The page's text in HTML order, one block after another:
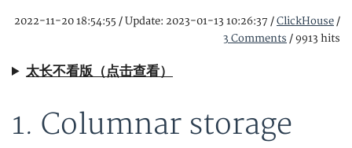
2022-11-20 18:54:55 /Update: 2023-01-13 10:26:37 /ClickHouse /
3 Comments /9913 hits
太长不看版（点击查看）
1. Columnar storage